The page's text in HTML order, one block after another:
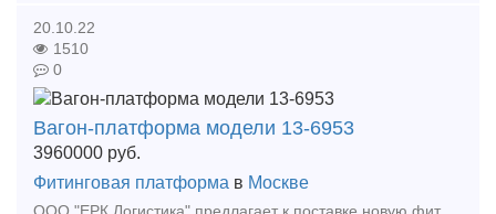
20.10.22
1510
0
Вагон-платформа модели 13-6953
3960000 руб.
Фитинговая платформа в Москве